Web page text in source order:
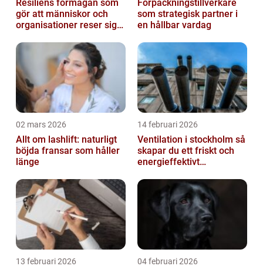
Resiliens förmågan som
gör att människor och
organisationer reser sig
Förpackningstillverkare
som strategisk partner i
en hållbar vardag
02 mars 2026
Allt om lashlift: naturligt
böjda fransar som håller
länge
14 februari 2026
Ventilation i stockholm så
skapar du ett friskt och
energieffektivt
13 februari 2026 04 februari 2026